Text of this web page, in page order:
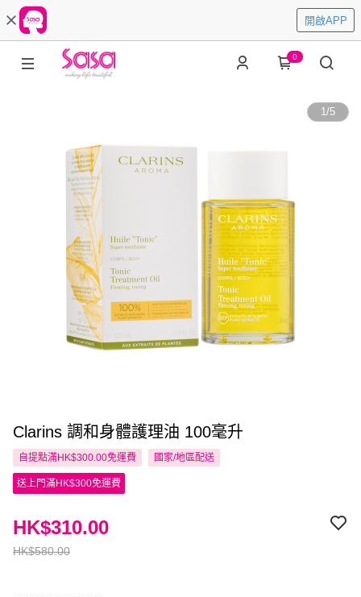
開啟APP
0
1/5
Clarins 調和身體護理油 100毫升
自提點滿HK$300.00免運費 國家/地區配送
送上門滿HK$300免運費
HK$580.00
HK$310.00